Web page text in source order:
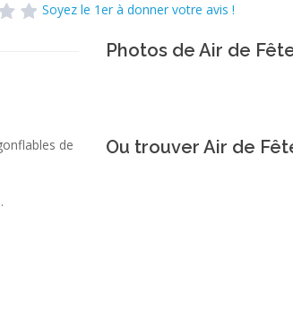
Soyez le 1er à donner votre avis !
de
Photos de Air de
Ou trouver Air de